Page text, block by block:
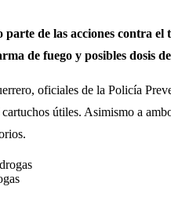
de las acciones contra
de fuego y posibles dosis
oficiales de la Policía
útiles. Asimismo a